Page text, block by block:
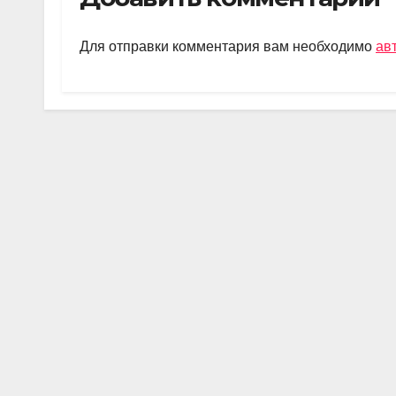
gr
a
s
A
p
o
kl
ss
а
в
ть
Для отправки комментария вам необходимо